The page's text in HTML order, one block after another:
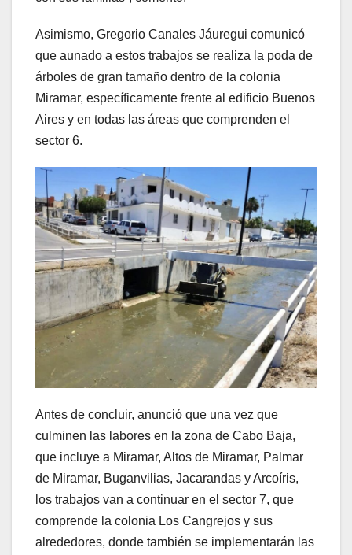
Asimismo, Gregorio Canales Jáuregui comunicó
que aunado a estos trabajos se realiza la poda de
árboles de gran tamaño dentro de la colonia
Miramar, específicamente frente al edificio Buenos
Aires y en todas las áreas que comprenden el
sector 6.
Antes de concluir, anunció que una vez que
culminen las labores en la zona de Cabo Baja,
que incluye a Miramar, Altos de Miramar, Palmar
de Miramar, Buganvilias, Jacarandas y Arcoíris,
los trabajos van a continuar en el sector 7, que
comprende la colonia Los Cangrejos y sus
alrededores, donde también se implementarán las